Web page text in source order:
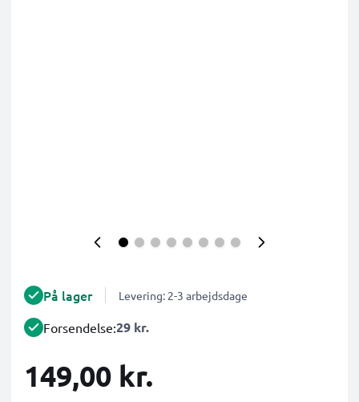
På lager Levering: 2-3 arbejdsdage
Forsendelse:29 kr.
149,00 kr.